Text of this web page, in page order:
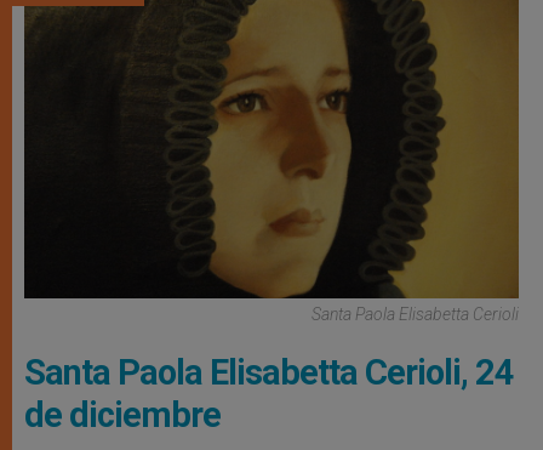
Santa Paola Elisabetta Cerioli
Santa Paola Elisabetta Cerioli, 24
de diciembre